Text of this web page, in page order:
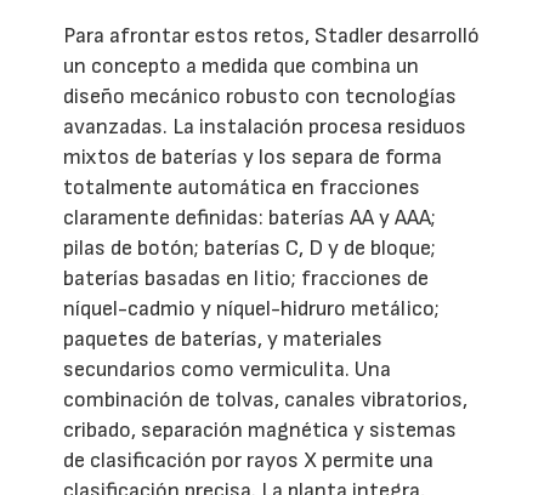
Para afrontar estos retos, Stadler desarrolló
un concepto a medida que combina un
diseño mecánico robusto con tecnologías
avanzadas. La instalación procesa residuos
mixtos de baterías y los separa de forma
totalmente automática en fracciones
claramente definidas: baterías AA y AAA;
pilas de botón; baterías C, D y de bloque;
baterías basadas en litio; fracciones de
níquel-cadmio y níquel-hidruro metálico;
paquetes de baterías, y materiales
secundarios como vermiculita. Una
combinación de tolvas, canales vibratorios,
cribado, separación magnética y sistemas
de clasificación por rayos X permite una